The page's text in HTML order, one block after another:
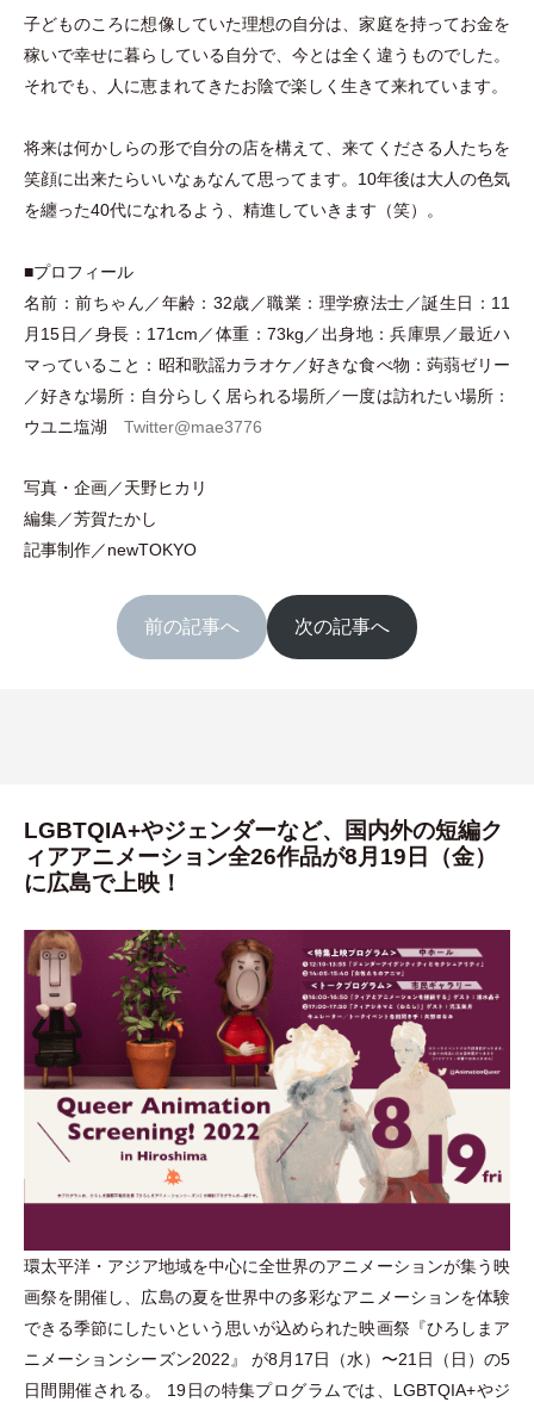
子どものころに想像していた理想の自分は、家庭を持ってお金を
稼いで幸せに暮らしている自分で、今とは全く違うものでした。
それでも、人に恵まれてきたお陰で楽しく生きて来れています。
将来は何かしらの形で自分の店を構えて、来てくださる人たちを
笑顔に出来たらいいなぁなんて思ってます。10年後は大人の色気
を纏った40代になれるよう、精進していきます （笑） 。
■プロフィール
名前：前ちゃん／年齢：32歳／職業：理学療法士／誕生日：11
月15日／身長：171cm／体重：73kg／出身地：兵庫県／最近ハ
マっていること：昭和歌謡カラオケ／好きな食べ物：蒟蒻ゼリー
／好きな場所：自分らしく居られる場所／一度は訪れたい場所：
ウユニ塩湖 Twitter@mae3776
写真 ・ 企画／天野ヒカリ
編集／芳賀たかし
記事制作／newTOKYO
前の記事へ 次の記事へ
LGBTQIA+やジェンダーなど、国内外の短編ク
ィアアニメーション全26作品が8月19日（金）
に広島で上映！
環太平洋 ・ アジア地域を中心に全世界のアニメーションが集う映
画祭を開催し、広島の夏を世界中の多彩なアニメーションを体験
できる季節にしたいという思いが込められた映画祭『ひろしまア
ニメーションシーズン2022』 が8月17日
（水） 〜21日 （ 日 ） の5
日間開催される。 19日の特集プログラムでは、LGBTQIA+やジ